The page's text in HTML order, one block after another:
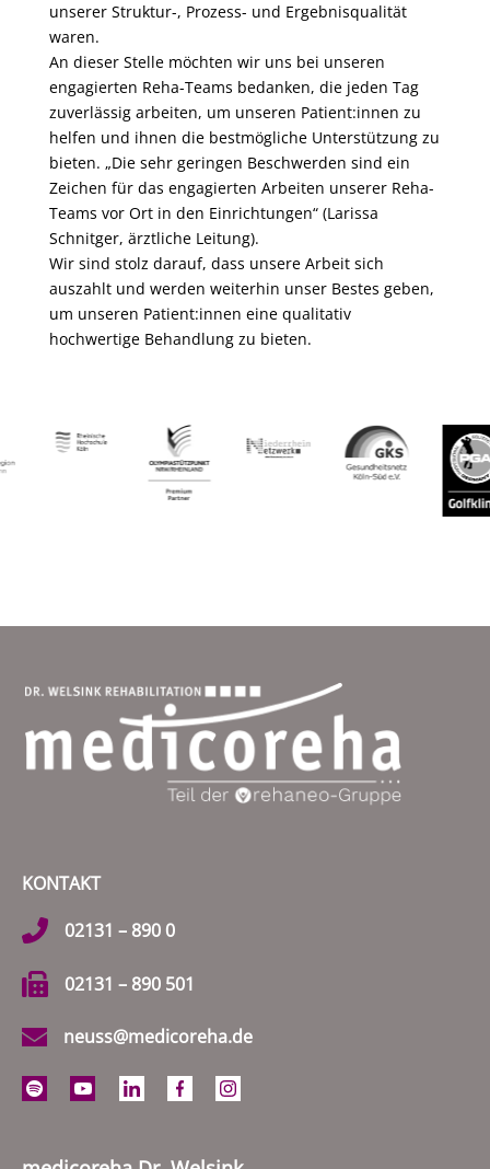
unserer Struktur-, Prozess- und Ergebnisqualität
waren.
An dieser Stelle möchten wir uns bei unseren
engagierten Reha-Teams bedanken, die jeden Tag
zuverlässig arbeiten, um unseren Patient:innen zu
helfen und ihnen die bestmögliche Unterstützung zu
bieten. „Die sehr geringen Beschwerden sind ein
Zeichen für das engagierten Arbeiten unserer Reha-
Teams vor Ort in den Einrichtungen“ (Larissa
Schnitger, ärztliche Leitung).
Wir sind stolz darauf, dass unsere Arbeit sich
auszahlt und werden weiterhin unser Bestes geben,
um unseren Patient:innen eine qualitativ
hochwertige Behandlung zu bieten.
KONTAKT
02131 – 890 0
02131 – 890 501
neuss@medicoreha.de